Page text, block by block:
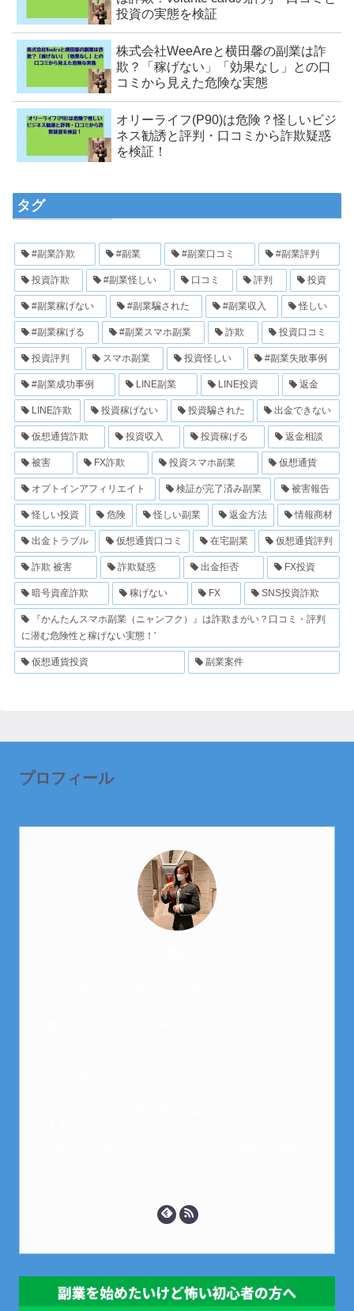
投資の実態を検証
株式会社WeeAreと横田馨の副業は詐
欺？「稼げない」「効果なし」との口
コミから見えた危険な実態
オリーライフ(P90)は危険？怪しいビジ
ネス勧誘と評判・口コミから詐欺疑惑
を検証！
タグ
#副業詐欺 #副業 #副業口コミ #副業評判
投資詐欺 #副業怪しい 口コミ 評判 投資
#副業稼げない #副業騙された #副業収入 怪しい
#副業稼げる #副業スマホ副業 詐欺 投資口コミ
投資評判 スマホ副業 投資怪しい #副業失敗事例
#副業成功事例 LINE副業 LINE投資 返金
LINE詐欺 投資稼げない 投資騙された 出金できない
仮想通貨詐欺 投資収入 投資稼げる 返金相談
被害 FX詐欺 投資スマホ副業 仮想通貨
オプトインアフィリエイト 検証が完了済み副業 被害報告
怪しい投資 危険 怪しい副業 返金方法 情報商材
出金トラブル 仮想通貨口コミ 在宅副業 仮想通貨評判
詐欺 被害 詐欺疑惑 出金拒否 FX投資
暗号資産詐欺 稼げない FX SNS投資詐欺
『かんたんスマホ副業（ニャンフク）』は詐欺まがい？口コミ・評判
に潜む危険性と稼げない実態！'
仮想通貨投資 副業案件
プロフィール